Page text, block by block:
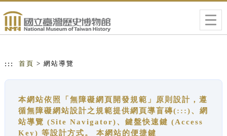
::: 首頁 > 網站導覽
本網站依照「無障礙網頁開發規範」原則設計，遵
循無障礙網站設計之規範提供網頁導盲磚(:::)、網
站導覽 (Site Navigator)、鍵盤快速鍵 (Access
Key) 等設計方式。 本網站的便捷鍵